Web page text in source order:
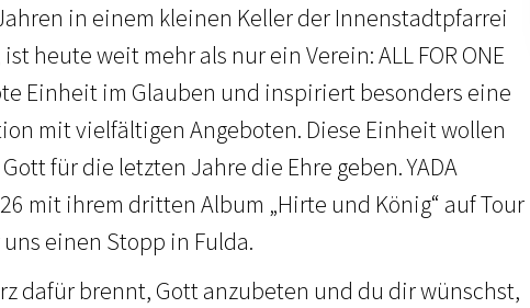
in einem kleinen Keller der Innenstadtpfarrei
heute weit mehr als nur ein Verein: ALL FOR ONE
Einheit im Glauben und inspiriert besonders eine
mit vielfältigen Angeboten. Diese Einheit wollen
für die letzten Jahre die Ehre geben. YADA
mit ihrem dritten Album „Hirte und König“ auf Tour
einen Stopp in Fulda.
dafür brennt, Gott anzubeten und du dir wünschst,